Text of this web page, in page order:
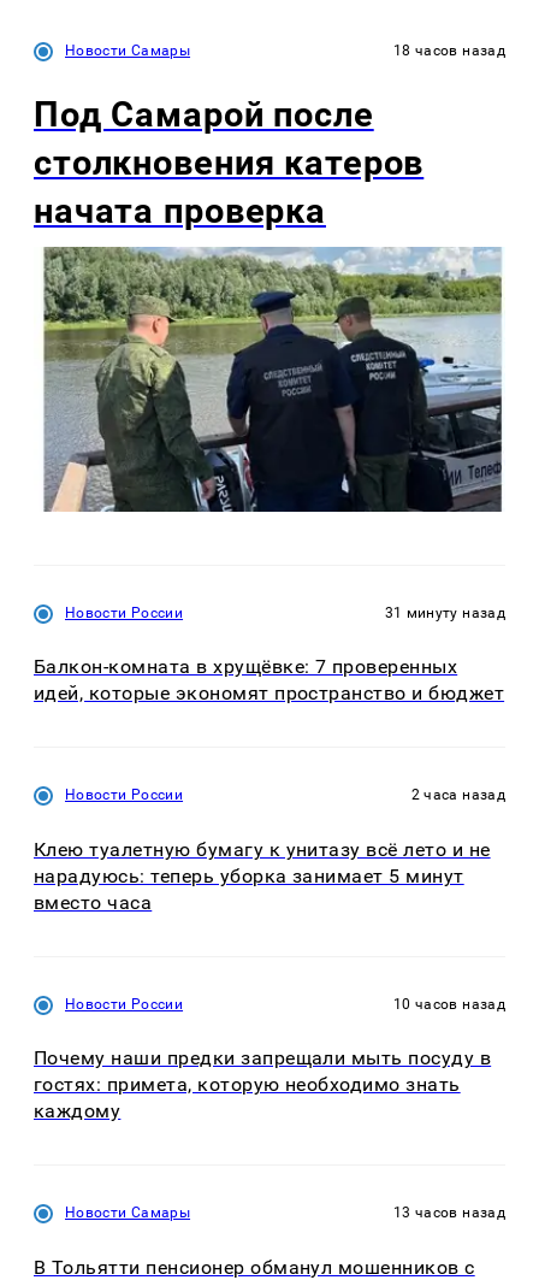
Новости Самары 18 часов назад
Под Самарой после
столкновения катеров
начата проверка
Новости России 31 минуту назад
Балкон-комната в хрущёвке: 7 проверенных
идей, которые экономят пространство и бюджет
Новости России 2 часа назад
Клею туалетную бумагу к унитазу всё лето и не
нарадуюсь: теперь уборка занимает 5 минут
вместо часа
Новости России 10 часов назад
Почему наши предки запрещали мыть посуду в
гостях: примета, которую необходимо знать
каждому
Новости Самары 13 часов назад
В Тольятти пенсионер обманул мошенников с